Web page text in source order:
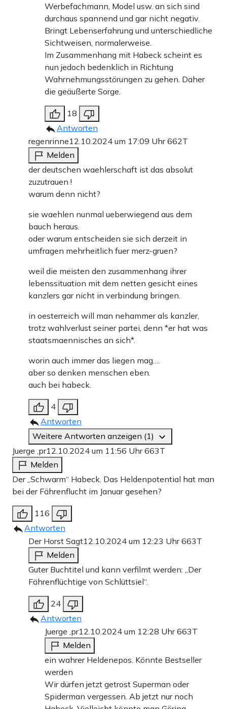
Werbefachmann, Model usw. an sich sind
durchaus spannend und gar nicht negativ.
Bringt Lebenserfahrung und unterschiedliche
Sichtweisen, normalerweise.
Im Zusammenhang mit Habeck scheint es
nun jedoch bedenklich in Richtung
Wahrnehmungsstörungen zu gehen. Daher
die geäußerte Sorge.
18
Antworten
regenrinne12.10.2024 um 17:09 Uhr662T
Melden
der deutschen waehlerschaft ist das absolut
zuzutrauen !
warum denn nicht?
sie waehlen nunmal ueberwiegend aus dem
bauch heraus.
oder warum entscheiden sie sich derzeit in
umfragen mehrheitlich fuer merz-gruen?
weil die meisten den zusammenhang ihrer
lebenssituation mit dem netten gesicht eines
kanzlers gar nicht in verbindung bringen.
in oesterreich will man nehammer als kanzler,
trotz wahlverlust seiner partei, denn *er hat was
staatsmaennisches an sich*.
worin auch immer das liegen mag….
aber so denken menschen eben.
auch bei habeck.
4
Antworten
Weitere Antworten anzeigen (1)
Juerge ,pr12.10.2024 um 11:56 Uhr663T
Melden
Der „Schwarm“ Habeck. Das Heldenpotential hat man
bei der Fährenflucht im Januar gesehen?
116
Antworten
Der Horst Sagt12.10.2024 um 12:23 Uhr663T
Melden
Guter Buchtitel und kann verfilmt werden: „Der
Fährenflüchtige von Schlüttsiel“.
24
Antworten
Juerge ,pr12.10.2024 um 12:28 Uhr663T
Melden
ein wahrer Heldenepos. Könnte Bestseller
werden
Wir dürfen jetzt getrost Superman oder
Spiderman vergessen. Ab jetzt nur noch